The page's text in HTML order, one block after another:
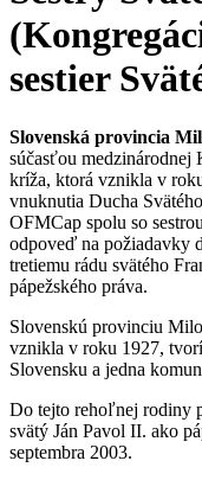
sestier
Slovenská provincia
súčasťou medzinárodnej
kríža, ktorá vznikla v
vnuknutia Ducha
OFMCap spolu so
odpoveď na požiadavky
tretiemu rádu svätého
pápežského práva.
Slovenskú provinciu
vznikla v roku 1927,
Slovensku a jedna
Do tejto rehoľnej rodiny
svätý Ján Pavol II. ako
septembra 2003.